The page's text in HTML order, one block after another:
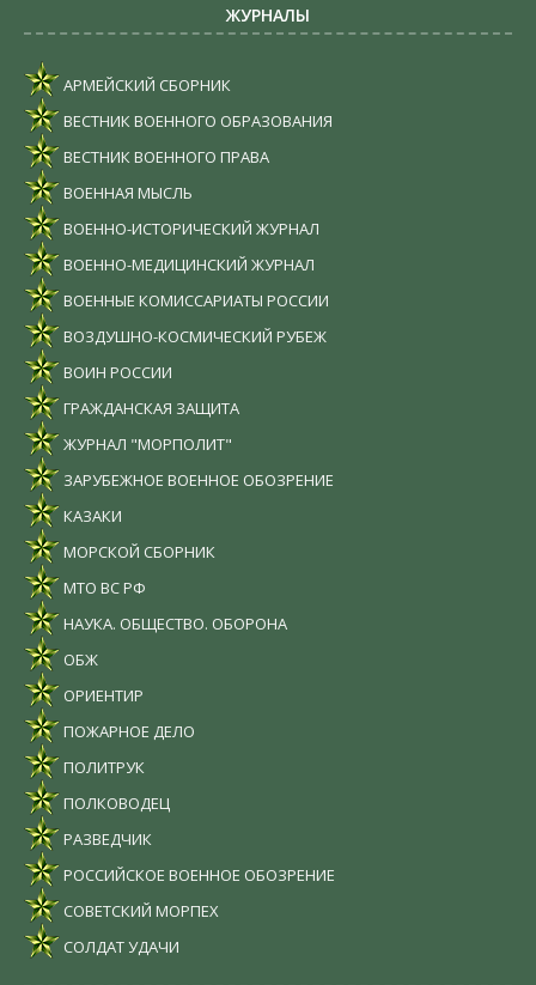
ЖУРНАЛЫ
АРМЕЙСКИЙ СБОРНИК
ВЕСТНИК ВОЕННОГО ОБРАЗОВАНИЯ
ВЕСТНИК ВОЕННОГО ПРАВА
ВОЕННАЯ МЫСЛЬ
ВОЕННО-ИСТОРИЧЕСКИЙ ЖУРНАЛ
ВОЕННО-МЕДИЦИНСКИЙ ЖУРНАЛ
ВОЕННЫЕ КОМИССАРИАТЫ РОССИИ
ВОЗДУШНО-КОСМИЧЕСКИЙ РУБЕЖ
ВОИН РОССИИ
ГРАЖДАНСКАЯ ЗАЩИТА
ЖУРНАЛ "МОРПОЛИТ"
ЗАРУБЕЖНОЕ ВОЕННОЕ ОБОЗРЕНИЕ
КАЗАКИ
МОРСКОЙ СБОРНИК
МТО ВС РФ
НАУКА. ОБЩЕСТВО. ОБОРОНА
ОБЖ
ОРИЕНТИР
ПОЖАРНОЕ ДЕЛО
ПОЛИТРУК
ПОЛКОВОДЕЦ
РАЗВЕДЧИК
РОССИЙСКОЕ ВОЕННОЕ ОБОЗРЕНИЕ
СОВЕТСКИЙ МОРПЕХ
СОЛДАТ УДАЧИ